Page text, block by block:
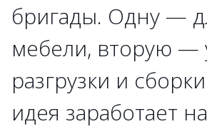
бригады. Одну —
мебели, вторую —
разгрузки и
идея заработает